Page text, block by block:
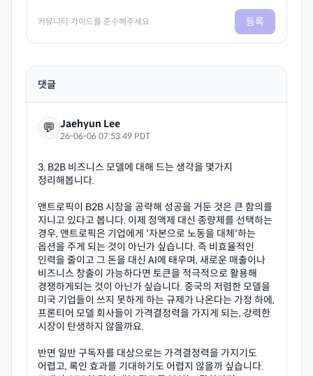
커뮤니티 가이드를 준수해주세요 등록
댓글
💬 Jaehyun Lee
26-06-06 07:53:49 PDT
3. B2B 비즈니스 모델에 대해 드는 생각을 몇가지
정리해봅니다.
앤트로픽이 B2B 시장을 공략해 성공을 거둔 것은 큰 함의를
지니고 있다고 봅니다. 이제 정액제 대신 종량제를 선택하는
경우, 앤트로픽은 기업에게 '자본으로 노동을 대체'하는
옵션을 주게 되는 것이 아닌가 싶습니다. 즉 비효율적인
인력을 줄이고 그 돈을 대신 AI에 태우며, 새로운 매출이나
비즈니스 창출이 가능하다면 토큰을 적극적으로 활용해
경쟁하게되는 것이 아닌가 싶습니다. 중국의 저렴한 모델을
미국 기업들이 쓰지 못하게 하는 규제가 나온다는 가정 하에,
프론티어 모델 회사들이 가격결정력을 가지게 되는, 강력한
시장이 탄생하지 않을까요.
반면 일반 구독자를 대상으로는 가격결정력을 가지기도
어렵고, 록인 효과를 기대하기도 어렵지 않을까 싶습니다.